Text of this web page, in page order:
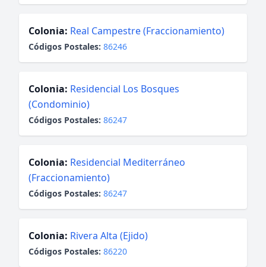
Colonia: Real Campestre (Fraccionamiento)
Códigos Postales: 86246
Colonia: Residencial Los Bosques
(Condominio)
Códigos Postales: 86247
Colonia: Residencial Mediterráneo
(Fraccionamiento)
Códigos Postales: 86247
Colonia: Rivera Alta (Ejido)
Códigos Postales: 86220